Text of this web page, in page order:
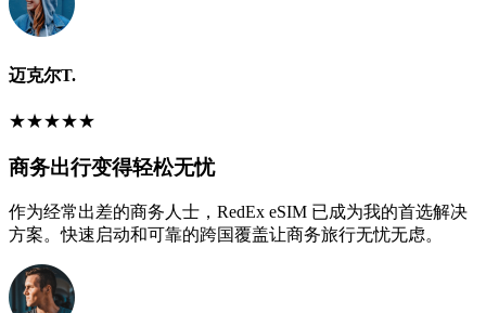
迈克尔T.
★★★★★
商务出行变得轻松无忧
作为经常出差的商务人士，RedEx eSIM 已成为我的首选解决
方案。快速启动和可靠的跨国覆盖让商务旅行无忧无虑。